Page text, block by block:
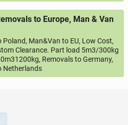
to Europe, Man & Van
Poland, Man&Van to EU, Low Cost,
Clearance. Part load 5m3/300kg
Removals to Germany,
Netherlands